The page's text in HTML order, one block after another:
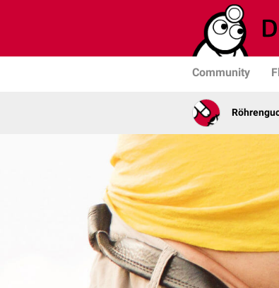
Community